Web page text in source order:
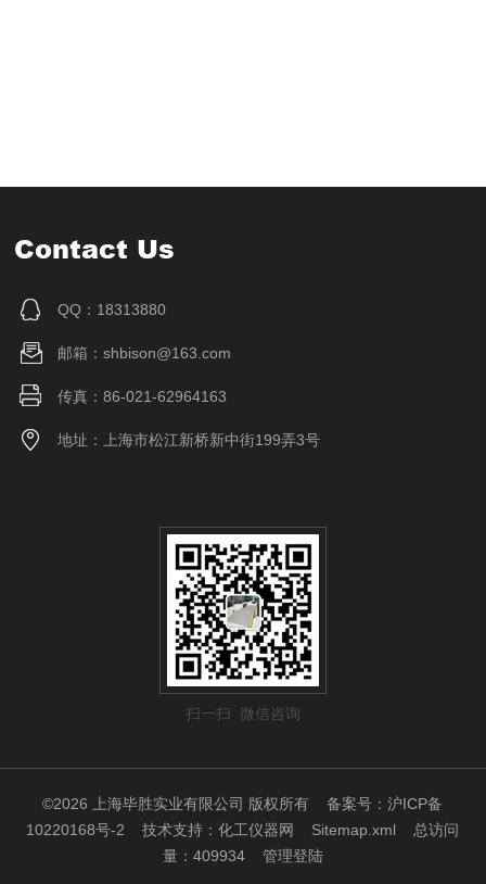
Contact Us
QQ：18313880
邮箱：shbison@163.com
传真：86-021-62964163
地址：上海市松江新桥新中街199弄3号
扫一扫 微信咨询
©2026 上海毕胜实业有限公司 版权所有备案号：沪ICP备
10220168号-2 技术支持：化工仪器网 Sitemap.xml 总访问
量：409934 管理登陆